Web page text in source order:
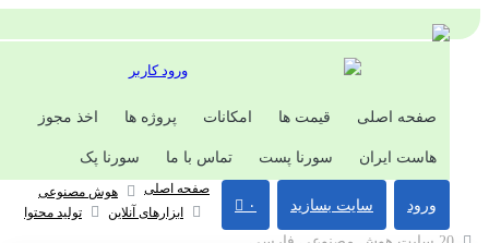
ورود کاربر
صفحه اصلی قیمت ها امکانات پروژه ها اخذ مجوز
هاست ایران سورنا پست تماس با ما سورنا پک
سایت بسازید ۰
صفحه اصلی
هوش مصنوعی
ابزارهای آنلاین
تولید محتوا